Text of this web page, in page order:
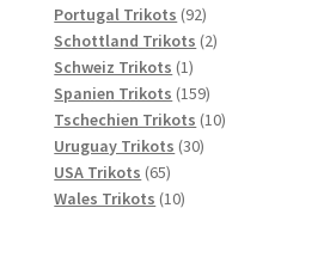
Produkte
Portugal Trikots 9292
Produkte
Schottland Trikots 22
Schweiz Trikots 11
Produkt
Spanien Trikots 159159
Produkte
Tschechien Trikots 1010
Uruguay Trikots 3030
USA Trikots 6565
Produkte
Wales Trikots 1010